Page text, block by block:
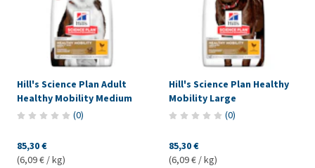
Hill's Science Plan Adult
Healthy Mobility Medium
(0)
85,30 €
(6,09 € / kg)
Hill's Science Plan Healthy
Mobility Large
(0)
85,30 €
(6,09 € / kg)